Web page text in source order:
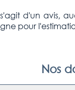
d'un avis,
pour
Nos